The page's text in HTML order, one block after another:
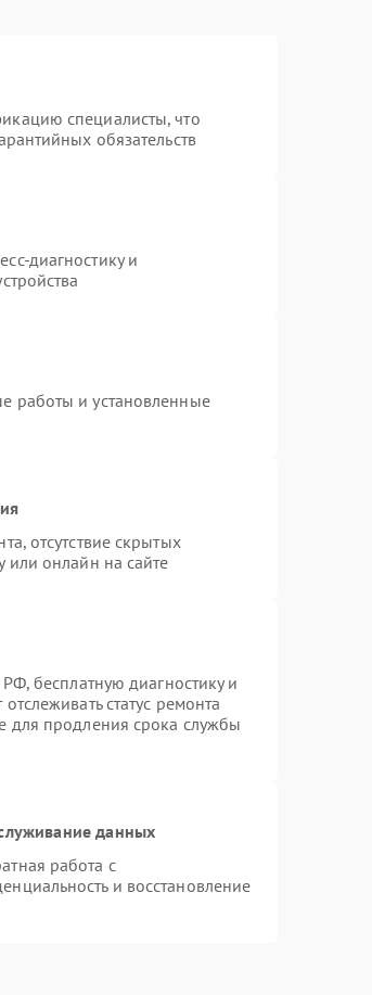
специалисты, что
обязательств
диагностику и
работы и установленные
отсутствие скрытых
или онлайн на сайте
бесплатную диагностику и
статус ремонта
для продления срока службы
данных
работа с
и восстановление